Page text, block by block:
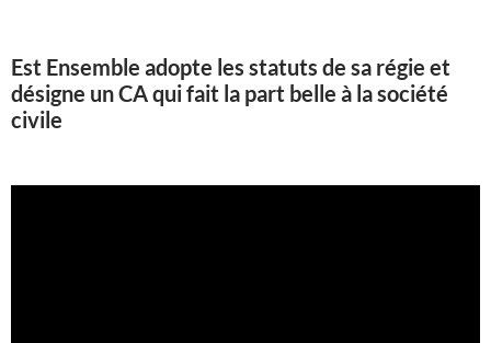
Est Ensemble adopte les statuts de sa régie et
désigne un CA qui fait la part belle à la société
civile